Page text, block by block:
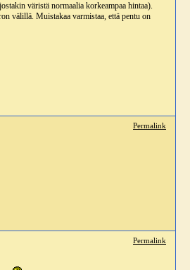
väristä normaalia korkeampaa hintaa).
välillä. Muistakaa varmistaa, että pentu on
Permalink
Permalink